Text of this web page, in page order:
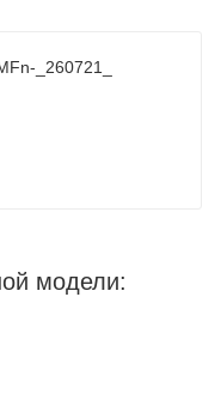
_260721_
модели: